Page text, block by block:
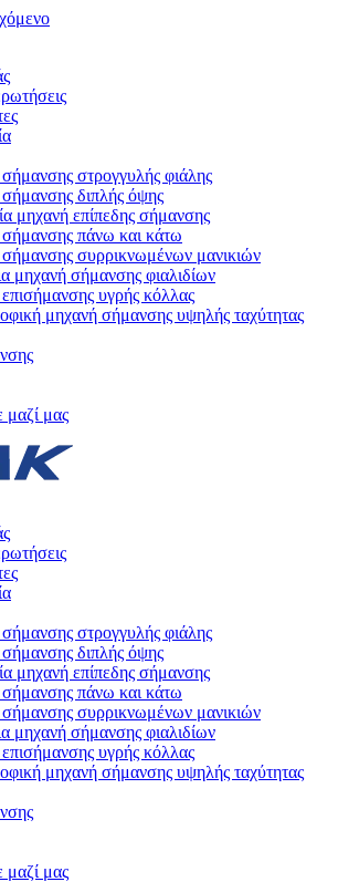
στρογγυλής φιάλης
διπλής όψης
μηχανή επίπεδης σήμανσης
πάνω και κάτω
συρρικνωμένων μανικιών
μηχανή σήμανσης φιαλιδίων
υγρής κόλλας
μηχανή σήμανσης υψηλής ταχύτητας
μαζί μας
στρογγυλής φιάλης
διπλής όψης
μηχανή επίπεδης σήμανσης
πάνω και κάτω
συρρικνωμένων μανικιών
μηχανή σήμανσης φιαλιδίων
υγρής κόλλας
μηχανή σήμανσης υψηλής ταχύτητας
μαζί μας